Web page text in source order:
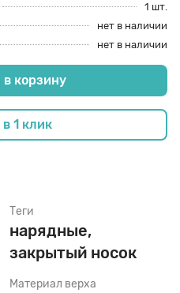
1 шт.
нет в наличии
нет в наличии
корзину
1 клик
Теги
нарядные,
закрытый носок
Материал верха